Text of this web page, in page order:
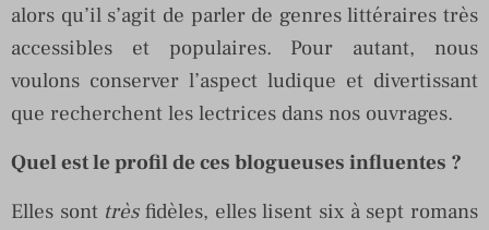
alors qu’il s’agit de parler de genres littéraires très
accessibles et populaires. Pour autant, nous
voulons conserver l’aspect ludique et divertissant
que recherchent les lectrices dans nos ouvrages.
Quel est le profil de ces blogueuses influentes ?
Elles sont trèsfidèles, elles lisent six à sept romans